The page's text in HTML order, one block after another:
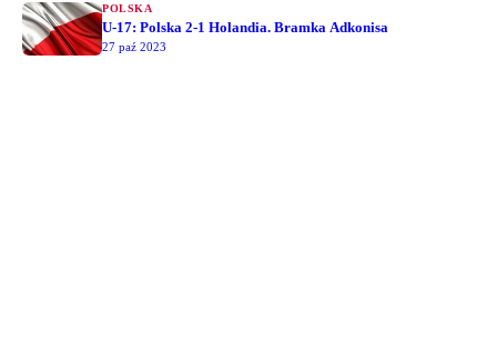
POLSKA
U-17: Polska 2-1 Holandia. Bramka Adkonisa
27 paź 2023